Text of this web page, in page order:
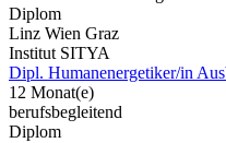
Diplom
Linz Wien Graz
Institut SITYA
Dipl. Humanenergetiker/in
12 Monat(e)
berufsbegleitend
Diplom